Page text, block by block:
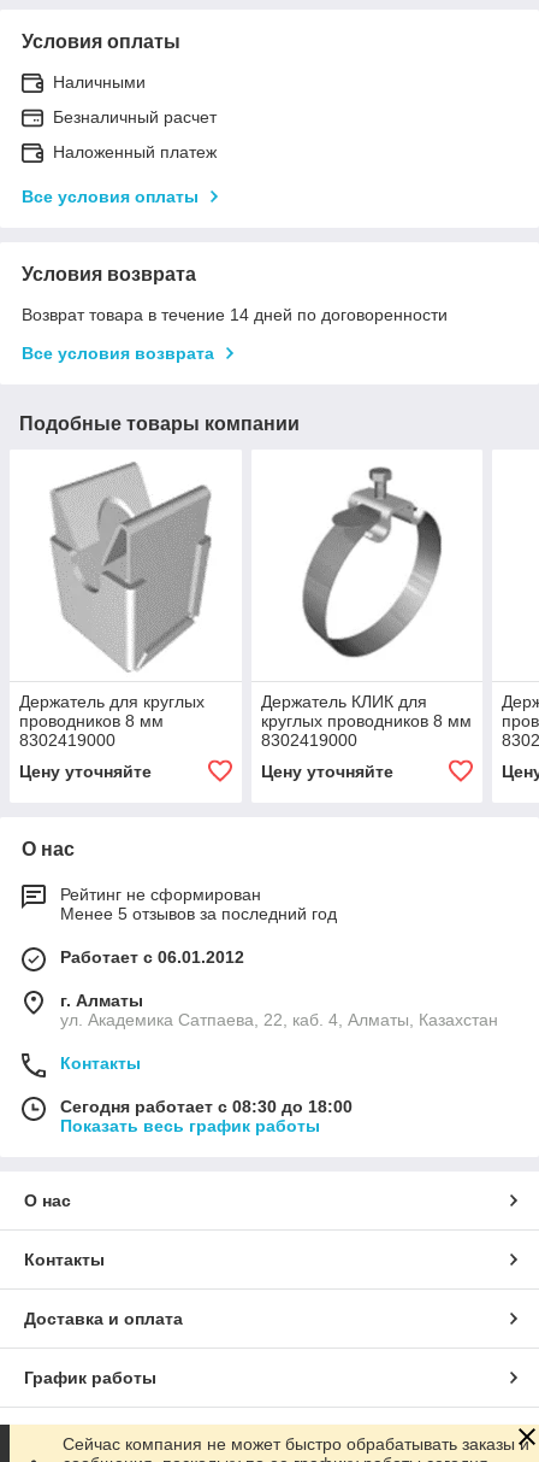
Условия оплаты
Наличными
Безналичный расчет
Наложенный платеж
Все условия оплаты
Условия возврата
Возврат товара в течение 14 дней по договоренности
Все условия возврата
Подобные товары компании
Держатель для круглых
проводников 8 мм
8302419000
Цену уточняйте
Держатель КЛИК для
круглых проводников 8 мм
8302419000
Цену уточняйте
О нас
Рейтинг не сформирован
Менее 5 отзывов за последний год
Работает с 06.01.2012
г. Алматы
ул. Академика Сатпаева, 22, каб. 4, Алматы, Казахстан
Контакты
Сегодня работает с 08:30 до 18:00
Показать весь график работы
О нас
Контакты
Доставка и оплата
График работы
Полная версия сайта
Сейчас компания не может быстро обрабатывать заказы и